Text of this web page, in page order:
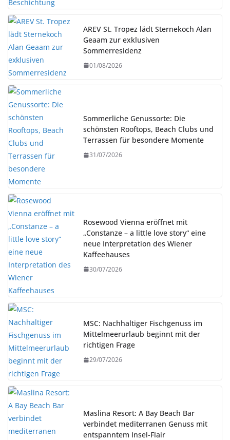
AREV St. Tropez lädt Sternekoch Alan
Geaam zur exklusiven
Sommerresidenz
01/08/2026
Sommerliche Genussorte: Die
schönsten Rooftops, Beach Clubs und
Terrassen für besondere Momente
31/07/2026
Rosewood Vienna eröffnet mit
„Constanze – a little love story“ eine
neue Interpretation des Wiener
Kaffeehauses
30/07/2026
MSC: Nachhaltiger Fischgenuss im
Mittelmeerurlaub beginnt mit der
richtigen Frage
29/07/2026
Maslina Resort: A Bay Beach Bar
verbindet mediterranen Genuss mit
entspanntem Insel-Flair